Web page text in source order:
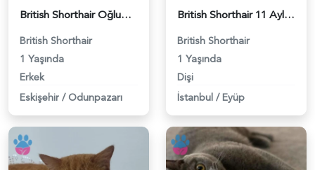
British Shorthair Oğlumuza eş arıyoruz - 118984638
British Shorthair
1 Yaşında
Erkek
Eskişehir / Odunpazarı
British Shorthair 11 Aylık Kızım Eş Arıyor - 118984640
British Shorthair
1 Yaşında
Dişi
İstanbul / Eyüp